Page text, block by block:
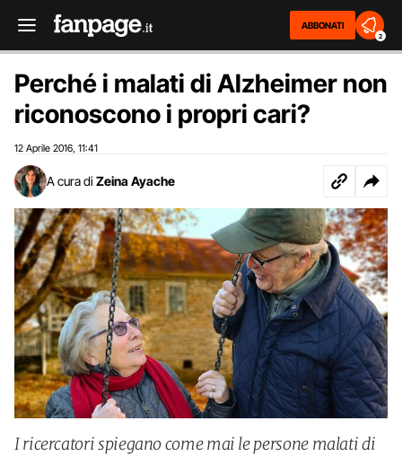
ABBONATI
2
Perché i malati di Alzheimer non
riconoscono i propri cari?
12 Aprile 2016 11:41
A cura di Zeina Ayache
I ricercatori spiegano come mai le persone malati di